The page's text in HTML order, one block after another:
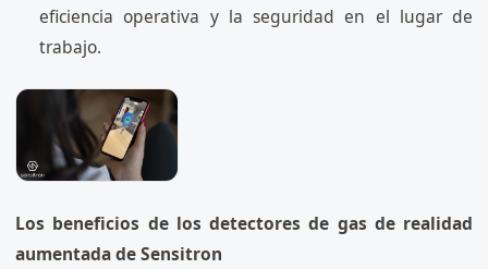
eficiencia operativa y la seguridad en el lugar de
trabajo.
Los beneficios de los detectores de gas de realidad
aumentada de Sensitron